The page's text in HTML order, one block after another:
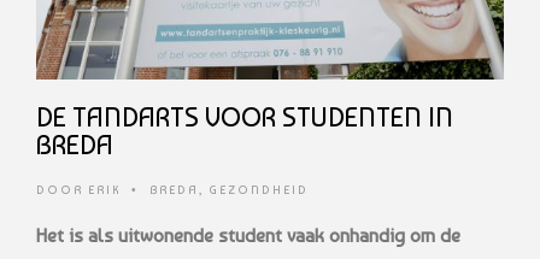
DE TANDARTS VOOR STUDENTEN IN
BREDA
DOOR ERIK • BREDA , GEZONDHEID
Het is als uitwonende student vaak onhandig om de